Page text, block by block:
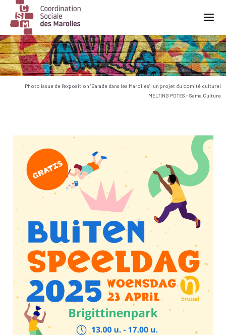
Main Navigation
Photo issue de l'exposition "Balade dans les Marolles", un projet du comité culturel
MELTING POTES - Sama Culture